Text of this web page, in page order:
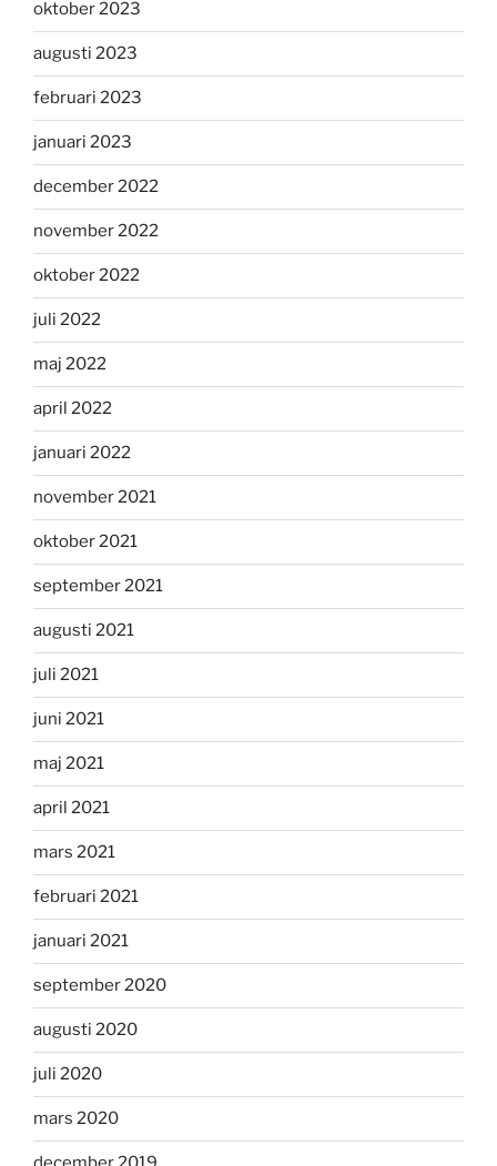
oktober 2023
augusti 2023
februari 2023
januari 2023
december 2022
november 2022
oktober 2022
juli 2022
maj 2022
april 2022
januari 2022
november 2021
oktober 2021
september 2021
augusti 2021
juli 2021
juni 2021
maj 2021
april 2021
mars 2021
februari 2021
januari 2021
september 2020
augusti 2020
juli 2020
mars 2020